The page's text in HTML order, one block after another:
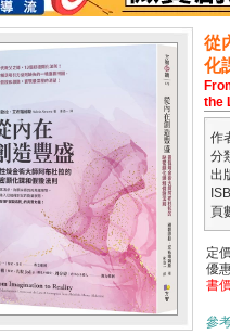
從
化
the
作
分
出
頁
定
優
書
參